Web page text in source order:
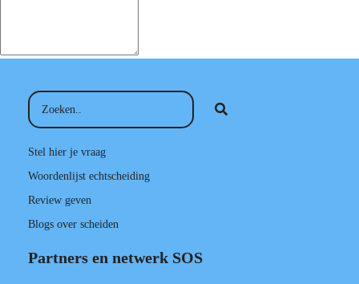
Stel hier je vraag
Woordenlijst echtscheiding
Review geven
Blogs over scheiden
Partners en netwerk SOS